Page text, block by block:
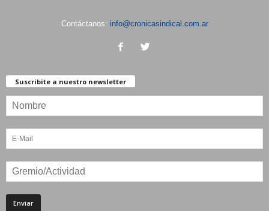
Contáctanos: info@cronicasindical.com.ar
Suscribite a nuestro newsletter